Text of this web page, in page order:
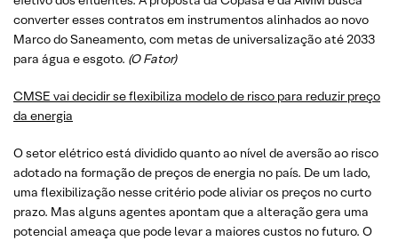
converter esses contratos em instrumentos alinhados ao novo
Marco do Saneamento, com metas de universalização até 2033
para água e esgoto. (O Fator)
CMSE vai decidir se flexibiliza modelo de risco para reduzir preço
da energia
O setor elétrico está dividido quanto ao nível de aversão ao risco
adotado na formação de preços de energia no país. De um lado,
uma flexibilização nesse critério pode aliviar os preços no curto
prazo. Mas alguns agentes apontam que a alteração gera uma
potencial ameaça que pode levar a maiores custos no futuro. O